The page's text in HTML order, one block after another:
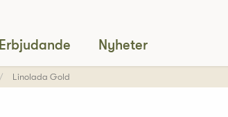
Erbjudande Nyheter
Linolada Gold